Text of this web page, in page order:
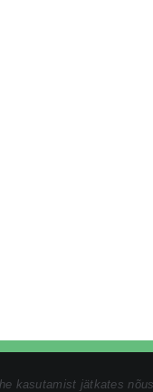
| Ostuprotsess|
kasutamist jätkates